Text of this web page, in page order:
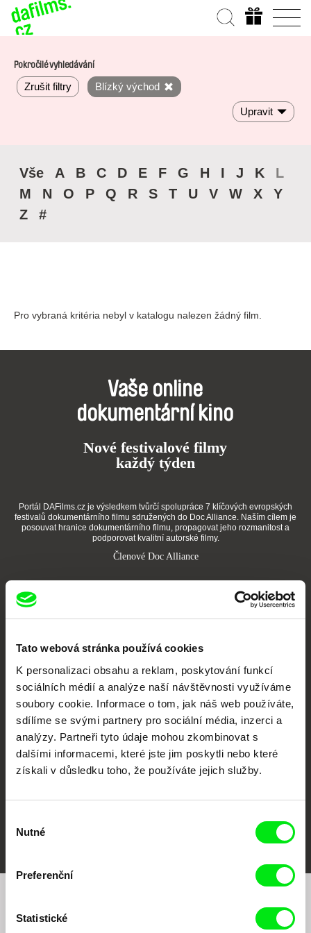
Tato webová stránka používá cookies
K personalizaci obsahu a reklam, poskytování funkcí
sociálních médií a analýze naší návštěvnosti využíváme
soubory cookie. Informace o tom, jak náš web používáte,
sdílíme se svými partnery pro sociální média, inzerci a
analýzy. Partneři tyto údaje mohou zkombinovat s
dalšími informacemi, které jste jim poskytli nebo které
získali v důsledku toho, že používáte jejich služby.
souhlasu
Nutné
Preferenční
Statistické
Pokročilé vyhledávání
Zrušit filtry Blízký východ
Upravit
Vše A B C D E F G H I J K
L
M
N O P Q R S T U V W X
Y
Z
#
Pro vybraná kritéria nebyl v katalogu nalezen žádný film.
Vaše online
dokumentární kino
Nové festivalové filmy
každý týden
Portál DAFilms.cz je výsledkem tvůrčí spolupráce 7 klíčových evropských
festivalů dokumentárního filmu sdružených do Doc Alliance. Naším cílem je
posouvat hranice dokumentárního filmu, propagovat jeho rozmanitost a
podporovat kvalitní autorské filmy.
Členové Doc Alliance
CPH:DOX Doclisboa
Millennium Docs
Against Gravity
DOK Leipzig
Chcete být pravidelně informováni o našem